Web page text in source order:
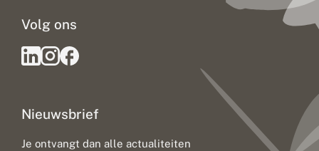
Nieuwsbrief
Je ontvangt dan alle actualiteiten
Volg ons